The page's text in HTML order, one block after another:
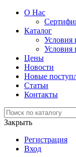
О Нас
Каталог
Условия
Условия
Цены
Новости
Новые
Статьи
Контакты
Закрыть
Регистрация
Вход